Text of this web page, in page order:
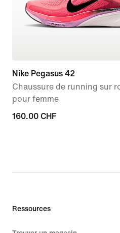
Nike Pegasus 42
Chaussure de running sur
pour femme
160.00 CHF
160.00 CHF
Ressources